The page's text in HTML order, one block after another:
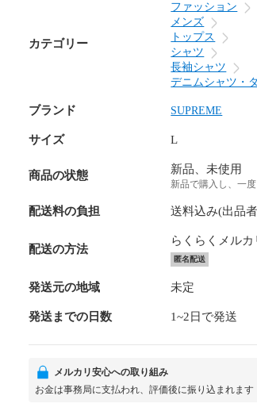
カテゴリー
ファッション
メンズ
トップス
シャツ
長袖シャツ
デニムシャツ・
ブランド SUPREME
サイズ L
商品の状態 新品、未使用
新品で購入し、一
配送料の負担 送料込み(出品
配送の方法
らくらくメルカ
匿名配送
発送元の地域 未定
発送までの日数 1~2日で発送
メルカリ安心への取り組み
お金は事務局に支払われ、評価後に振り込まれます